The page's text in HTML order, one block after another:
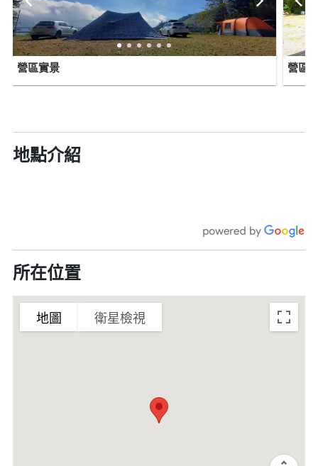
營區實景 營區
地點介紹
所在位置
地圖 衛星檢視